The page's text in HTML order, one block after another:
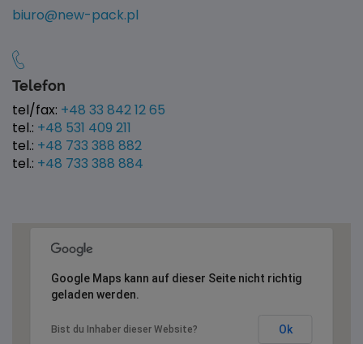
biuro@new-pack.pl
Telefon
tel/fax: +48 33 842 12 65
tel.: +48 531 409 211
tel.: +48 733 388 882
tel.: +48 733 388 884
Google Maps kann auf dieser Seite nicht richtig
geladen werden.
Bist du Inhaber dieser Website? Ok